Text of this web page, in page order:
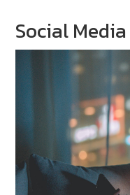
Social